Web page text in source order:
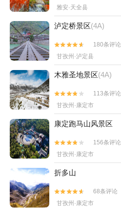
雅安·天全县
泸定桥景区(4A)


180条评论
甘孜州·泸定县
木雅圣地景区(4A)


113条评论
甘孜州·康定市
康定跑马山风景区


156条评论
甘孜州·康定市
折多山


68条评论
甘孜州·康定市